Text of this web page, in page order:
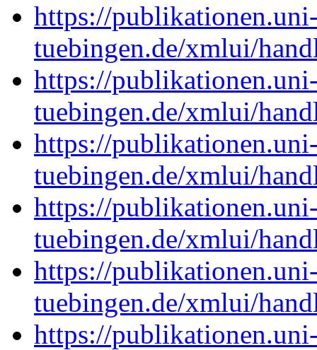
https://
tuebingen.de/xmlui/
https://
tuebingen.de/xmlui/
https://
tuebingen.de/xmlui/
https://
tuebingen.de/xmlui/
https://
tuebingen.de/xmlui/
https://